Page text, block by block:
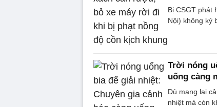
Bị CSGT phát
Nội) không ký
Trời nóng
uống càng
Dù mang lại
nhiệt mà còn